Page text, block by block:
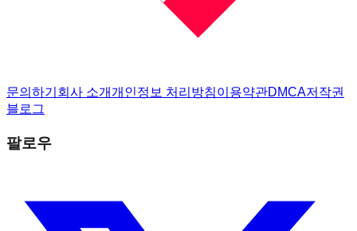
문의하기 회사 소개개인정보 처리방침이용약관DMCA저작권
블로그
팔로우